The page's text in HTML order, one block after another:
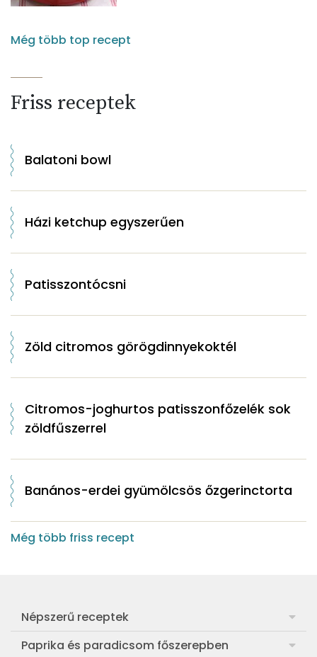
Még több top recept
Friss receptek
Balatoni bowl
Házi ketchup egyszerűen
Patisszontócsni
Zöld citromos görögdinnyekoktél
Citromos-joghurtos patisszonfőzelék sok
zöldfűszerrel
Banános-erdei gyümölcsös őzgerinctorta
Még több friss recept
Népszerű receptek
Frankfurti leves
Paprika és paradicsom főszerepben